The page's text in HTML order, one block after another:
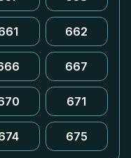
662
667
671
675